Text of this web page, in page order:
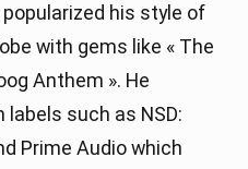
his style of
with gems like « The
Anthem ». He
such as NSD:
Prime Audio which